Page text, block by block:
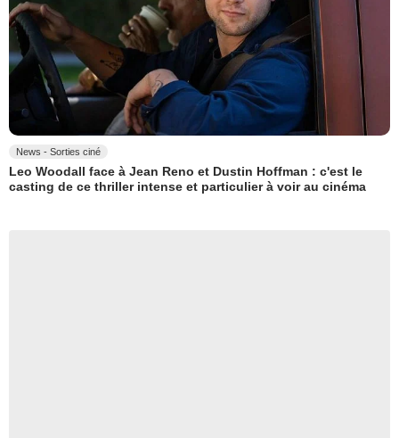
News - Sorties ciné
Leo Woodall face à Jean Reno et Dustin Hoffman : c'est le
casting de ce thriller intense et particulier à voir au cinéma